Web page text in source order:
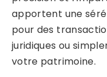
apportent une
pour des
juridiques ou
votre patrimoine.